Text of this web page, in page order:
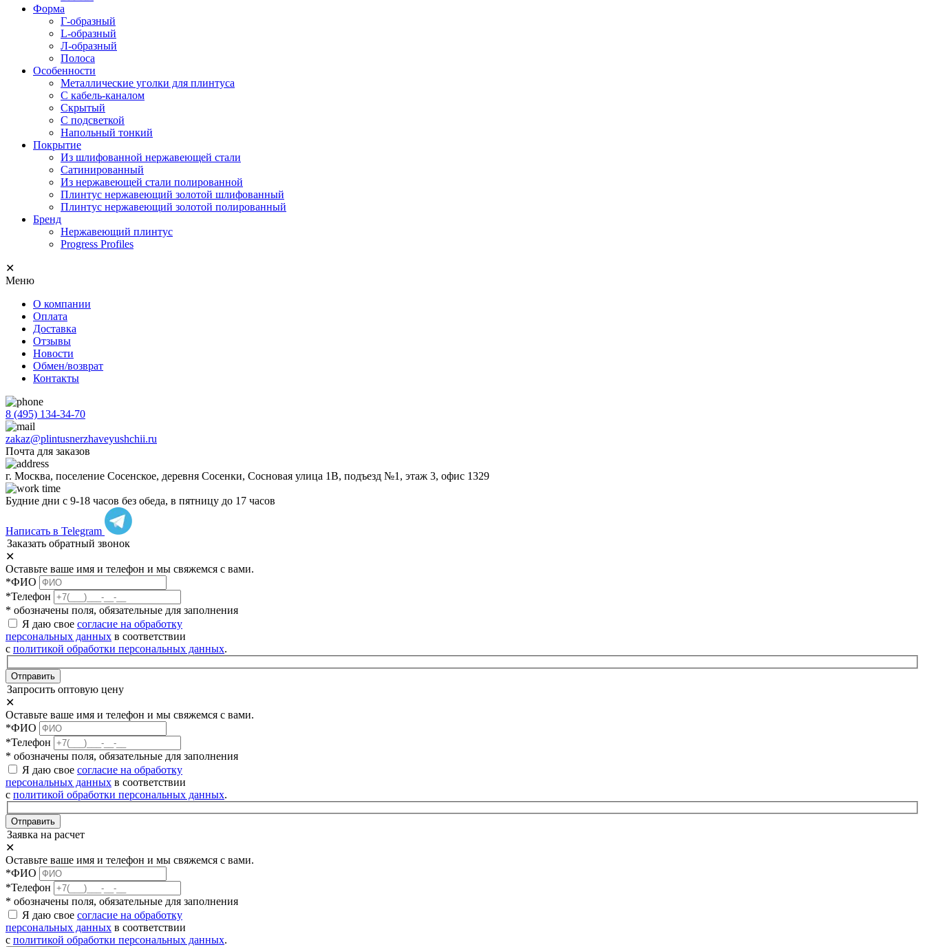
Форма
Г-образный
L-образный
Л-образный
Полоса
Особенности
Металлические уголки для плинтуса
С кабель-каналом
Скрытый
С подсветкой
Напольный тонкий
Покрытие
Из шлифованной нержавеющей стали
Сатинированный
Из нержавеющей стали полированной
Плинтус нержавеющий золотой шлифованный
Плинтус нержавеющий золотой полированный
Бренд
Нержавеющий плинтус
Progress Profiles
✕
Меню
О компании
Оплата
Доставка
Отзывы
Новости
Обмен/возврат
Контакты
8 (495) 134-34-70
zakaz@plintusnerzhaveyushchii.ru
Почта для заказов
г. Москва, поселение Сосенское, деревня Сосенки, Сосновая улица 1В, подъезд №1, этаж 3, офис 1329
Будние дни с 9-18 часов без обеда, в пятницу до 17 часов
Написать в Telegram
Заказать обратный звонок
✕
Оставьте ваше имя и телефон и мы свяжемся с вами.
*ФИО
*Телефон
* обозначены поля, обязательные для заполнения
Я даю свое согласие на обработку
персональных данных в соответствии
с политикой обработки персональных данных.
Отправить
Запросить оптовую цену
✕
Оставьте ваше имя и телефон и мы свяжемся с вами.
*ФИО
*Телефон
* обозначены поля, обязательные для заполнения
Я даю свое согласие на обработку
персональных данных в соответствии
с политикой обработки персональных данных.
Отправить
Заявка на расчет
✕
Оставьте ваше имя и телефон и мы свяжемся с вами.
*ФИО
*Телефон
* обозначены поля, обязательные для заполнения
Я даю свое согласие на обработку
персональных данных в соответствии
с политикой обработки персональных данных.